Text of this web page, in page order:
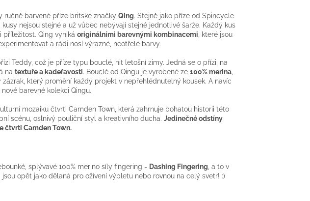
ručně barvené příze britské značky Qing. Stejně jako příze od Spincycle
nejsou stejné a už vůbec nebývají stejné jednotlivé šarže. Každý kus
příležitost. Qing vyniká originálními barevnými kombinacemi , které jsou
a rádi nosí výrazné, neotřelé barvy.
Teddy, což je příze typu bouclé, hit letošní zimy. Jedná se o přízi, na
na textuře a kadeřavosti. Bouclé od Qingu je vyrobené ze 100% merina
zázrak , který promění každý projekt v nepřehlédnutelný kousek. A navíc
barevné kolekci Qingu.
mozaiku čtvrti Camden Town, která zahrnuje bohatou historii této
scénu, oslnivý pouliční styl a kreativního ducha. Jedinečné odstíny
čtvrti Camden Town.
splývavé 100% merino síly fingering - Dashing Fingering , a to v
opět jako dělaná pro ožívení výpletu nebo rovnou na celý svetr! :)